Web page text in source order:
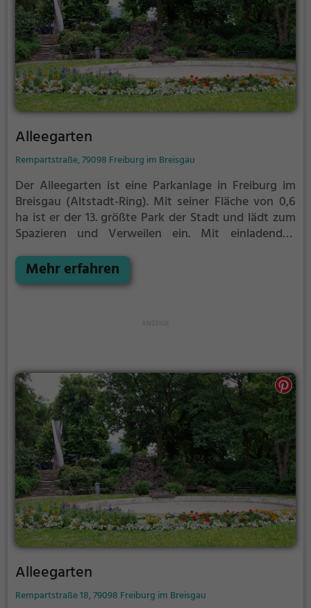
Alleegarten
Rempartstraße, 79098 Freiburg im Breisgau
Der Alleegarten ist eine Parkanlage in Freiburg im
Breisgau (Altstadt-Ring). Mit seiner Fläche von 0,6
ha ist er der 13. größte Park der Stadt und lädt zum
Spazieren und Verweilen ein. Mit einladenden
Alleegarten zahlreiche Möglichkeiten zur
Entspannung.
Mehr erfahren
Alleegarten
Rempartstraße 18, 79098 Freiburg im Breisgau